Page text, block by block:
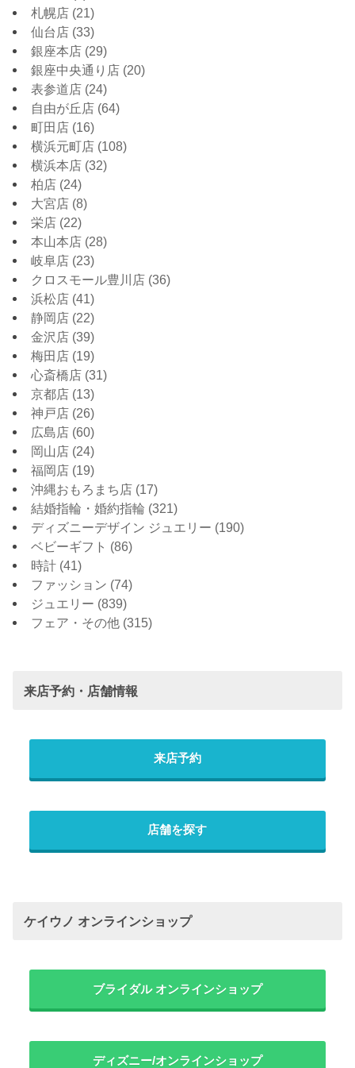
札幌店 (21)
仙台店 (33)
銀座本店 (29)
銀座中央通り店 (20)
表参道店 (24)
自由が丘店 (64)
町田店 (16)
横浜元町店 (108)
横浜本店 (32)
柏店 (24)
大宮店 (8)
栄店 (22)
本山本店 (28)
岐阜店 (23)
クロスモール豊川店 (36)
浜松店 (41)
静岡店 (22)
金沢店 (39)
梅田店 (19)
心斎橋店 (31)
京都店 (13)
神戸店 (26)
広島店 (60)
岡山店 (24)
福岡店 (19)
沖縄おもろまち店 (17)
結婚指輪・婚約指輪 (321)
ディズニーデザイン ジュエリー (190)
ベビーギフト (86)
時計 (41)
ファッション (74)
ジュエリー (839)
フェア・その他 (315)
来店予約・店舗情報
来店予約
店舗を探す
ケイウノ オンラインショップ
ブライダル オンラインショップ
ディズニー/オンラインショップ